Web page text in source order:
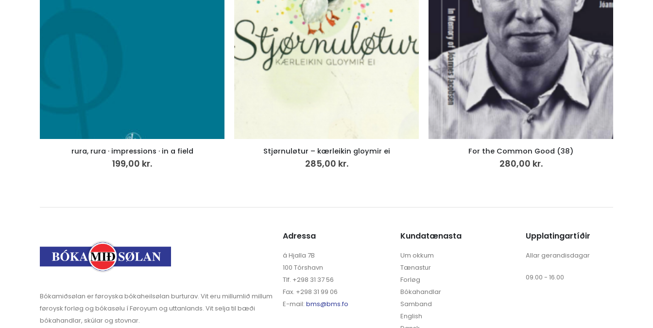
Stjørnuløtur – kærleikin gloymir ei
285,00kr.
For the Common Good (38)
280,00 kr.
Føroyskt bíbliumál í 200 ár
248,00 kr.
Bókamiðsølan er føroyska bókaheilsølan burturav. Vit eru millumlið millum
føroysk forløg og bókasølu í Føroyum og uttanlands. Vit selja til bæði
bókahandlar, skúlar og stovnar.
Adressa
á Hjalla 7B
100 Tórshavn
Tlf. +298 31 37 56
Fax. +298 31 99 06
E-mail: bms@bms.fo
Kundatænasta
Um okkum
Tænastur
Forløg
Bókahandlar
Samband
English
Upplatingartíðir
Allar gerandisdagar
09.00 - 16.00